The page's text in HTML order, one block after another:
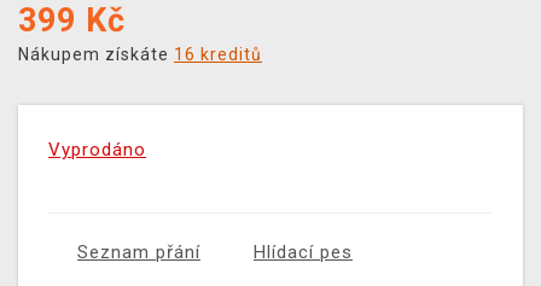
399 Kč
Nákupem získáte 16 kreditů
Vyprodáno
Seznam přání Hlídací pes